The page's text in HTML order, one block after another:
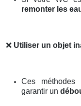
remonter les
❌ Utiliser un objet
Ces méthodes
garantir un